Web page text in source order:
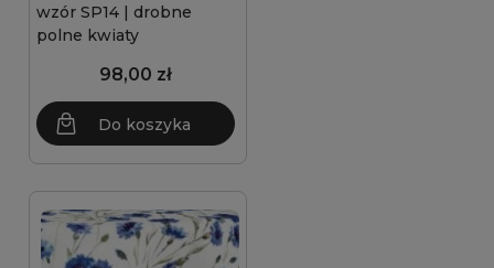
wzór SP14 | drobne
polne kwiaty
98,00 zł
Do koszyka